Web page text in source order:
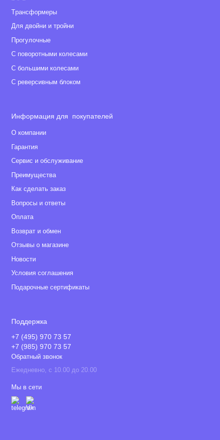
Tрансформеры
Для двойни и тройни
Прогулочные
С поворотными колесами
С большими колесами
С реверсивным блоком
Информация для покупателей
О компании
Гарантия
Сервис и обслуживание
Преимущества
Как сделать заказ
Вопросы и ответы
Оплата
Возврат и обмен
Отзывы о магазине
Новости
Условия соглашения
Подарочные сертификаты
Поддержка
+7 (495) 970 73 57
+7 (985) 970 73 57
Обратный звонок
Ежедневно, с 10.00 до 20.00
Мы в сети